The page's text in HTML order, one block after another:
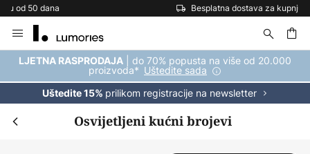
Besplatna dostava za kupnju iznad 69 €
to
Content
LJETNA RASPRODAJA | do 70% popusta na više od 20.000
proizvoda* Uštedite sada
Uštedite 15% prilikom registracije na newsletter
Osvijetljeni kućni brojevi